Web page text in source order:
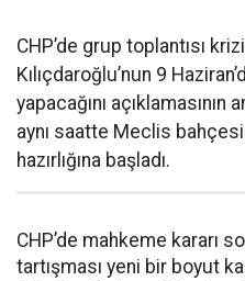
CHP’de grup toplantısı
Kılıçdaroğlu’nun 9
yapacağını
aynı saatte Meclis
hazırlığına başladı.
CHP’de mahkeme kararı
tartışması yeni bir boyut